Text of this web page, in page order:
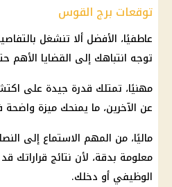
توقعات برج القوس
عاطفيًا، الأفضل ألا تنشغل
توجه انتباهك إلى القضايا
مهنيًا، تمتلك قدرة جيدة على
عن الآخرين، ما يمنحك ميزة
ماليًا، من المهم الاستماع إلى
معلومة بدقة، لأن نتائج
الوظيفي أو دخلك.